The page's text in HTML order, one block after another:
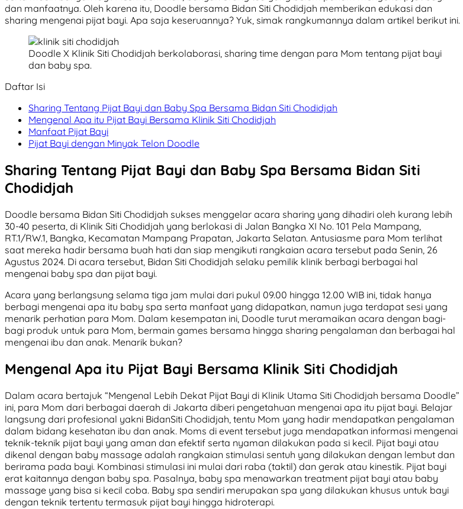
dan manfaatnya. Oleh karena itu, Doodle bersama Bidan Siti Chodidjah memberikan edukasi dan
sharing mengenai pijat bayi. Apa saja keseruannya? Yuk, simak rangkumannya dalam artikel berikut ini.
Doodle X Klinik Siti Chodidjah berkolaborasi, sharing time dengan para Mom tentang pijat bayi
dan baby spa.
Daftar Isi
Sharing Tentang Pijat Bayi dan Baby Spa Bersama Bidan Siti Chodidjah
Mengenal Apa itu Pijat Bayi Bersama Klinik Siti Chodidjah
Manfaat Pijat Bayi
Pijat Bayi dengan Minyak Telon Doodle
Sharing Tentang Pijat Bayi dan Baby Spa Bersama Bidan Siti
Chodidjah
Doodle bersama Bidan Siti Chodidjah sukses menggelar acara sharing yang dihadiri oleh kurang lebih
30-40 peserta, di Klinik Siti Chodidjah yang berlokasi di Jalan Bangka XI No. 101 Pela Mampang,
RT.1/RW.1, Bangka, Kecamatan Mampang Prapatan, Jakarta Selatan. Antusiasme para Mom terlihat
saat mereka hadir bersama buah hati dan siap mengikuti rangkaian acara tersebut pada Senin, 26
Agustus 2024. Di acara tersebut, Bidan Siti Chodidjah selaku pemilik klinik berbagi berbagai hal
mengenai baby spa dan pijat bayi.
Acara yang berlangsung selama tiga jam mulai dari pukul 09.00 hingga 12.00 WIB ini, tidak hanya
berbagi mengenai apa itu baby spa serta manfaat yang didapatkan, namun juga terdapat sesi yang
menarik perhatian para Mom. Dalam kesempatan ini, Doodle turut meramaikan acara dengan bagi-
bagi produk untuk para Mom, bermain games bersama hingga sharing pengalaman dan berbagai hal
mengenai ibu dan anak. Menarik bukan?
Mengenal Apa itu Pijat Bayi Bersama Klinik Siti Chodidjah
Dalam acara bertajuk “Mengenal Lebih Dekat Pijat Bayi di Klinik Utama Siti Chodidjah bersama Doodle”
ini, para Mom dari berbagai daerah di Jakarta diberi pengetahuan mengenai apa itu pijat bayi. Belajar
langsung dari profesional yakni BidanSiti Chodidjah, tentu Mom yang hadir mendapatkan pengalaman
dalam bidang kesehatan ibu dan anak. Moms di event tersebut juga mendapatkan informasi mengenai
teknik-teknik pijat bayi yang aman dan efektif serta nyaman dilakukan pada si kecil. Pijat bayi atau
dikenal dengan baby massage adalah rangkaian stimulasi sentuh yang dilakukan dengan lembut dan
berirama pada bayi. Kombinasi stimulasi ini mulai dari raba (taktil) dan gerak atau kinestik. Pijat bayi
erat kaitannya dengan baby spa. Pasalnya, baby spa menawarkan treatment pijat bayi atau baby
massage yang bisa si kecil coba. Baby spa sendiri merupakan spa yang dilakukan khusus untuk bayi
dengan teknik tertentu termasuk pijat bayi hingga hidroterapi.